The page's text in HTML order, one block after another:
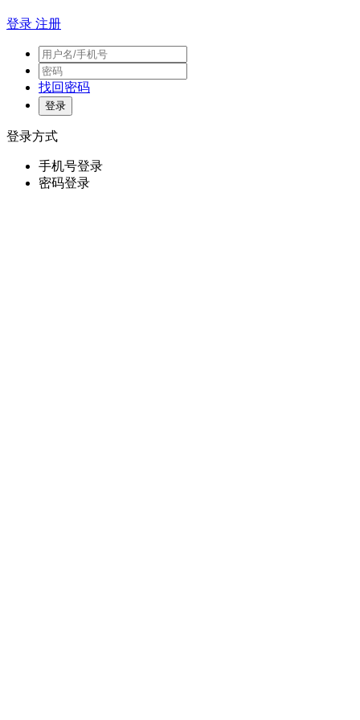
登录 注册
找回密码
登录方式
手机号登录
密码登录